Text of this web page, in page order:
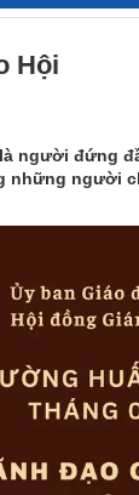
Hội
người đứng
người